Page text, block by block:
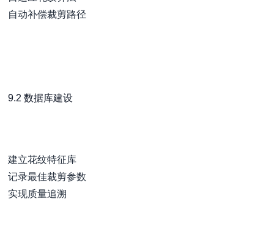
自动补偿裁剪路径
9.2 数据库建设
建立花纹特征库
记录最佳裁剪参数
实现质量追溯